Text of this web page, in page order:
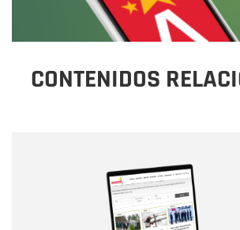
CONTENIDOS
Correo electrónico